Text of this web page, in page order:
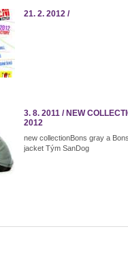
21. 2. 2012 /
3. 8. 2011 / NEW
2012
new collectionBons gray a
jacket Tým SanDog